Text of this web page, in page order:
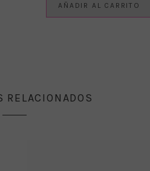
AÑADIR AL CARRITO
RELACIONADOS